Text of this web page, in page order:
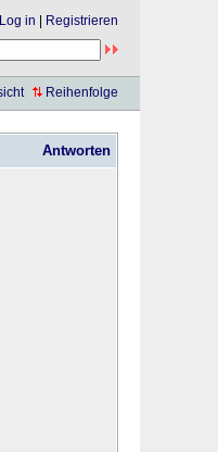
Log in
Registrieren
Reihenfolge
Antworten